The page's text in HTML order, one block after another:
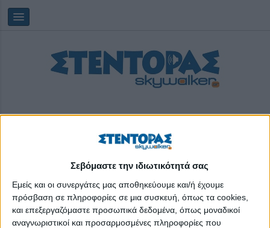
Σεβόμαστε την ιδιωτικότητά σας
Εμείς και οι συνεργάτες μας αποθηκεύουμε και/ή έχουμε
πρόσβαση σε πληροφορίες σε μια συσκευή, όπως τα cookies,
και επεξεργαζόμαστε προσωπικά δεδομένα, όπως μοναδικοί
αναγνωριστικοί και προσαρμοσμένες πληροφορίες που
πλατφόρμα North Evia - Samos Pass